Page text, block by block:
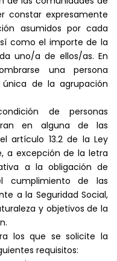
constar expresamente
asumidos por cada
como el importe de la
uno/a de ellos/as. En
una persona
de la agrupación
de personas
en alguna de las
artículo 13.2 de la Ley
a excepción de la letra
a la obligación de
cumplimiento de las
a la Seguridad Social,
y objetivos de la
los que se solicite la
requisitos: